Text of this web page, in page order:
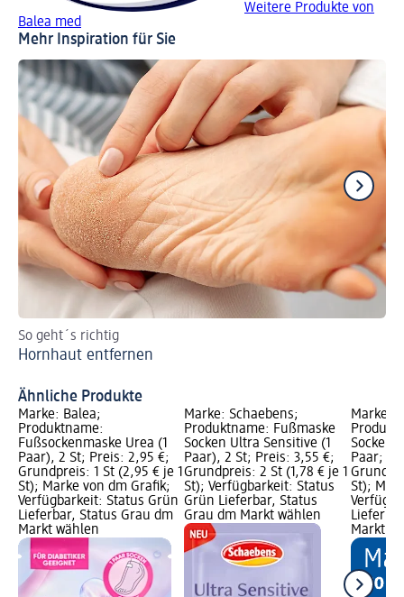
Weitere Produkte von
Balea med
Mehr Inspiration für Sie
So geht´s richtig
Hornhaut entfernen
Ähnliche Produkte
Marke: Balea;
Produktname:
Fußsockenmaske Urea (1
Paar), 2 St; Preis: 2,95 €;
Grundpreis: 1 St (2,95 € je 1
St); Marke von dm Grafik;
Verfügbarkeit: Status Grün
Lieferbar, Status Grau dm
Markt wählen
Marke: Schaebens;
Produktname: Fußmaske
Socken Ultra Sensitive (1
Paar), 2 St; Preis: 3,55 €;
Grundpreis: 2 St (1,78 € je 1
St); Verfügbarkeit: Status
Grün Lieferbar, Status
Grau dm Markt wählen
Marke:
Paar;
St);
Markt